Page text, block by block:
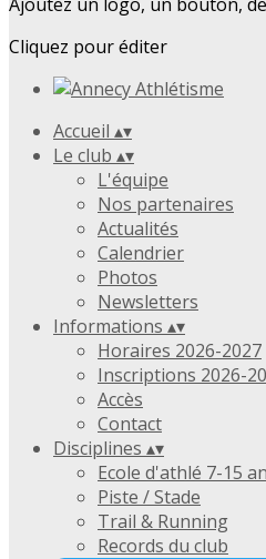
Cliquez pour éditer
Accueil ▴▾
Le club ▴▾
L'équipe
Nos partenaires
Actualités
Calendrier
Photos
Newsletters
Informations ▴▾
Horaires 2026-2027
Inscriptions 2026-
Accès
Contact
Disciplines ▴▾
Ecole d'athlé 7-15
Piste / Stade
Trail & Running
Records du club